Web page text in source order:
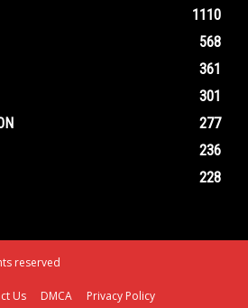
1110
568
361
301
277
236
228
reserved
Us DMCA Privacy Policy